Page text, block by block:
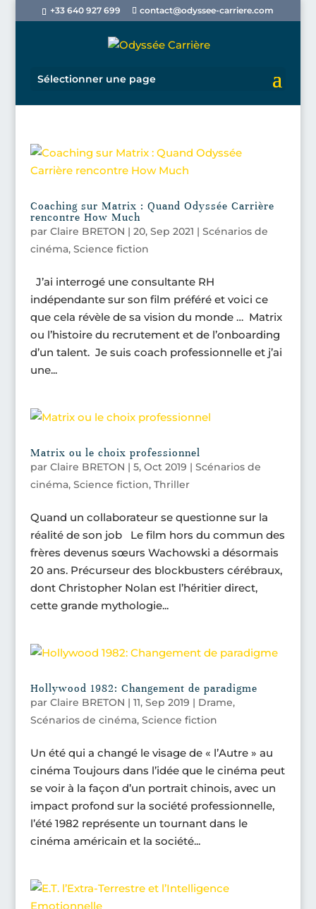
+33 640 927 699 contact@odyssee-carriere.com
Sélectionner une page
Coaching sur Matrix : Quand Odyssée Carrière
rencontre How Much
par Claire BRETON | 20, Sep 2021 | Scénarios de
cinéma, Science fiction
J’ai interrogé une consultante RH
indépendante sur son film préféré et voici ce
que cela révèle de sa vision du monde … Matrix
ou l’histoire du recrutement et de l’onboarding
d’un talent. Je suis coach professionnelle et j’ai
une...
Matrix ou le choix professionnel
par Claire BRETON | 5, Oct 2019 | Scénarios de
cinéma, Science fiction, Thriller
Quand un collaborateur se questionne sur la
réalité de son job Le film hors du commun des
frères devenus sœurs Wachowski a désormais
20 ans. Précurseur des blockbusters cérébraux,
dont Christopher Nolan est l’héritier direct,
cette grande mythologie...
Hollywood 1982: Changement de paradigme
par Claire BRETON | 11, Sep 2019 | Drame,
Scénarios de cinéma, Science fiction
Un été qui a changé le visage de « l’Autre » au
cinéma Toujours dans l’idée que le cinéma peut
se voir à la façon d’un portrait chinois, avec un
impact profond sur la société professionnelle,
l’été 1982 représente un tournant dans le
cinéma américain et la société...